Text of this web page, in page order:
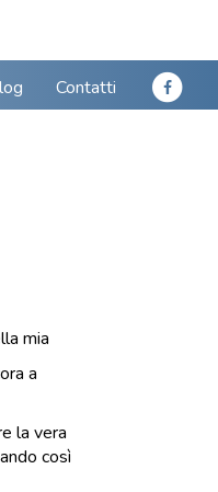
Contatti
mia
a
la vera
così